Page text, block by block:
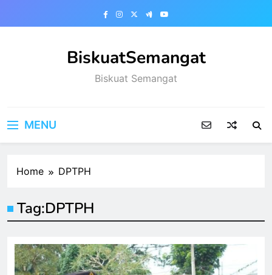
BiskuatSemangat
Biskuat Semangat
MENU
Home DPTPH
Tag:DPTPH